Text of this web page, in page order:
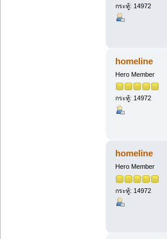
กระทู้: 14972
homeline
Hero Member
กระทู้: 14972
homeline
Hero Member
กระทู้: 14972